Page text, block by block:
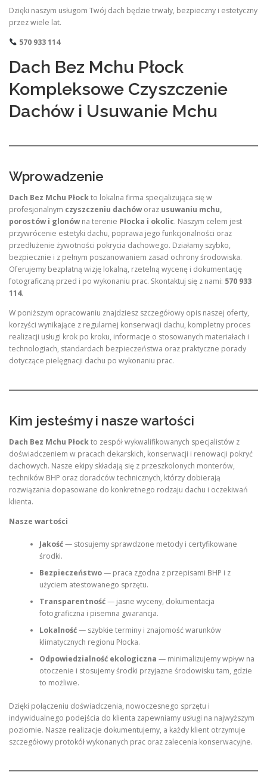
Dzięki naszym usługom Twój dach będzie trwały, bezpieczny i estetyczny
przez wiele lat.
570 933 114
Dach Bez Mchu Płock
Kompleksowe Czyszczenie
Dachów i Usuwanie Mchu
Wprowadzenie
Dach Bez Mchu Płockto lokalna firma specjalizująca się w
profesjonalnym czyszczeniu dachóworaz usuwaniu mchu,
porostów i glonówna terenie Płocka i okolic. Naszym celem jest
przywrócenie estetyki dachu, poprawa jego funkcjonalności oraz
przedłużenie żywotności pokrycia dachowego. Działamy szybko,
bezpiecznie i z pełnym poszanowaniem zasad ochrony środowiska.
Oferujemy bezpłatną wizję lokalną, rzetelną wycenę i dokumentację
fotograficzną przed i po wykonaniu prac. Skontaktuj się z nami: 570 933
114.
W poniższym opracowaniu znajdziesz szczegółowy opis naszej oferty,
korzyści wynikające z regularnej konserwacji dachu, kompletny proces
realizacji usługi krok po kroku, informacje o stosowanych materiałach i
technologiach, standardach bezpieczeństwa oraz praktyczne porady
dotyczące pielęgnacji dachu po wykonaniu prac.
Kim jesteśmy i nasze wartości
Dach Bez Mchu Płockto zespół wykwalifikowanych specjalistów z
doświadczeniem w pracach dekarskich, konserwacji i renowacji pokryć
dachowych. Nasze ekipy składają się z przeszkolonych monterów,
techników BHP oraz doradców technicznych, którzy dobierają
rozwiązania dopasowane do konkretnego rodzaju dachu i oczekiwań
klienta.
Nasze wartości
Jakość— stosujemy sprawdzone metody i certyfikowane
środki.
Bezpieczeństwo— praca zgodna z przepisami BHP i z
użyciem atestowanego sprzętu.
Transparentność— jasne wyceny, dokumentacja
fotograficzna i pisemna gwarancja.
Lokalność— szybkie terminy i znajomość warunków
klimatycznych regionu Płocka.
Odpowiedzialność ekologiczna — minimalizujemy wpływ na
otoczenie i stosujemy środki przyjazne środowisku tam, gdzie
to możliwe.
Dzięki połączeniu doświadczenia, nowoczesnego sprzętu i
indywidualnego podejścia do klienta zapewniamy usługi na najwyższym
poziomie. Nasze realizacje dokumentujemy, a każdy klient otrzymuje
szczegółowy protokół wykonanych prac oraz zalecenia konserwacyjne.